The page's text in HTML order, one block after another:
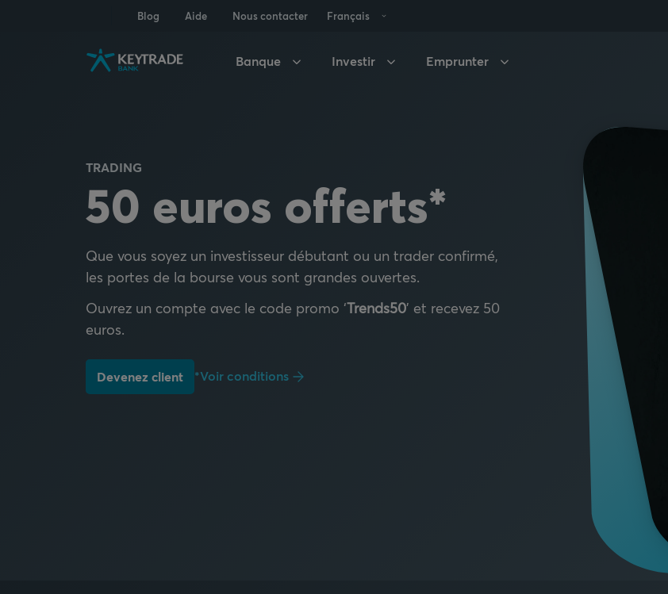
Blog Aide Nous contacter Français
Banque Investir Emprunter
TRADING
50 euros offerts*
Que vous soyez un investisseur débutant ou un trader confirmé,
les portes de la bourse vous sont grandes ouvertes.
Ouvrez un compte avec le code promo ‘Trends50’ et recevez 50
euros.
Devenez client *Voir conditions